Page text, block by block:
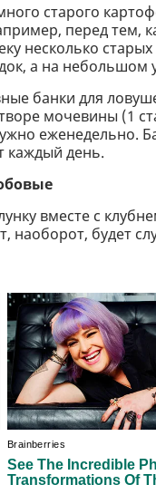
старого
перед тем,
несколько
а на небольшом
банки для
мочевины (1
еженедельно.
каждый день.
вместе с
наоборот, будет